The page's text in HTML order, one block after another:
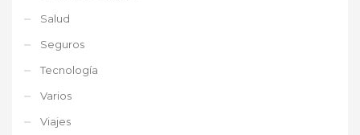
Salud
Seguros
Tecnología
Varios
Viajes